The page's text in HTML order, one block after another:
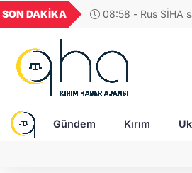
SON DAKİKA
08:58 - Rus SİHA
UYU
1,1849
18,2677
Gündem Kırım